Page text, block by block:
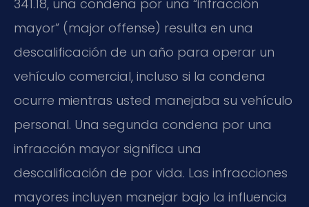
341.18, una condena por una “infracción
mayor” (major offense) resulta en una
descalificación de un año para operar un
vehículo comercial, incluso si la condena
ocurre mientras usted manejaba su vehículo
personal. Una segunda condena por una
infracción mayor significa una
descalificación de por vida. Las infracciones
mayores incluyen manejar bajo la influencia